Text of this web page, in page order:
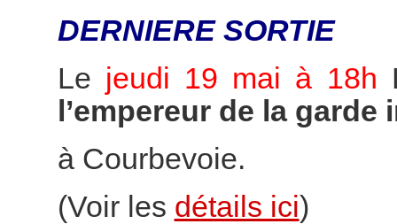
DERNIERE SORTIE
Le jeudi 19 mai à 18h
l’empereur de la garde
à Courbevoie.
(Voir les détails ici)